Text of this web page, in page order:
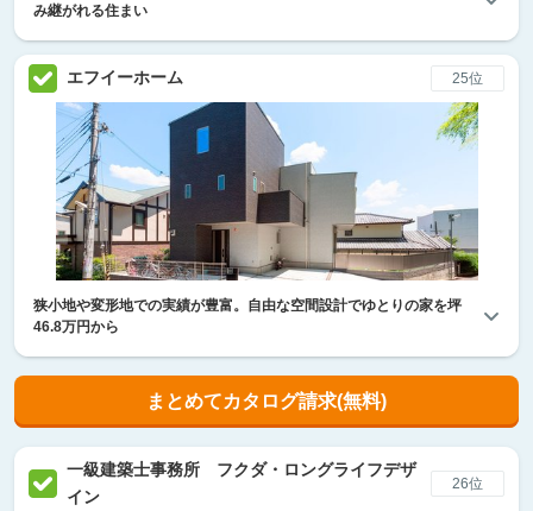
み継がれる住まい
エフイーホーム 25位
狭小地や変形地での実績が豊富。自由な空間設計でゆとりの家を坪
46.8万円から
まとめてカタログ請求(無料)
一級建築士事務所 フクダ・ロングライフデザ
イン
26位